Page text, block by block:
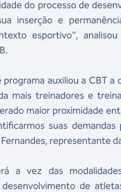
do processo de
inserção e
esportivo",
auxiliou a CBT
mais treinadores e
maior proximidade
suas
representante
a vez das
de